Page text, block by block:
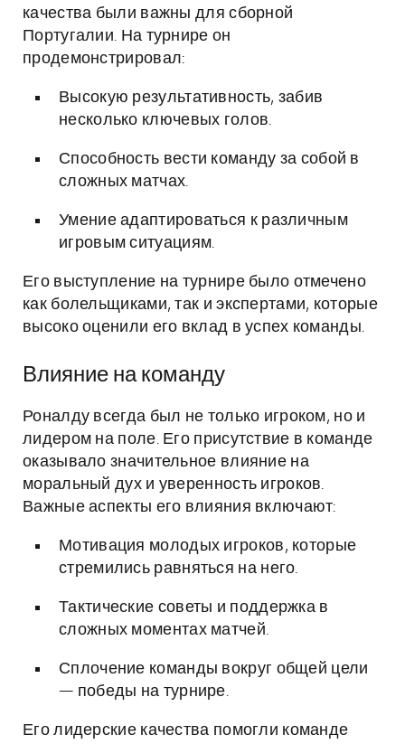
качества были важны для сборной
Португалии. На турнире он
продемонстрировал:
Высокую результативность, забив
несколько ключевых голов.
Способность вести команду за собой в
сложных матчах.
Умение адаптироваться к различным
игровым ситуациям.
Его выступление на турнире было отмечено
как болельщиками, так и экспертами, которые
высоко оценили его вклад в успех команды.
Влияние на команду
Роналду всегда был не только игроком, но и
лидером на поле. Его присутствие в команде
оказывало значительное влияние на
моральный дух и уверенность игроков.
Важные аспекты его влияния включают:
Мотивация молодых игроков, которые
стремились равняться на него.
Тактические советы и поддержка в
сложных моментах матчей.
Сплочение команды вокруг общей цели
— победы на турнире.
Его лидерские качества помогли команде